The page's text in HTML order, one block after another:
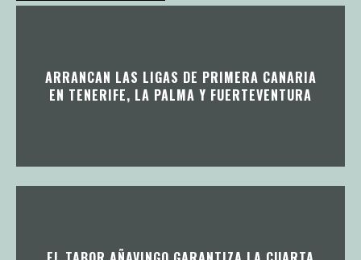
ARRANCAN LAS LIGAS DE PRIMERA CANARIA
EN TENERIFE, LA PALMA Y FUERTEVENTURA